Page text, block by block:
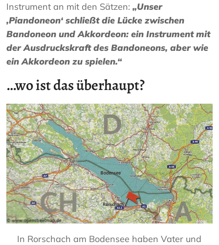
Instrument an mit den Sätzen:„Unser
‚Piandoneon‘ schließt die Lücke zwischen
Bandoneon und Akkordeon: ein Instrument mit
der Ausdruckskraft des Bandoneons, aber wie
ein Akkordeon zu spielen.“
…wo ist das überhaupt?
In Rorschach am Bodensee haben Vater und